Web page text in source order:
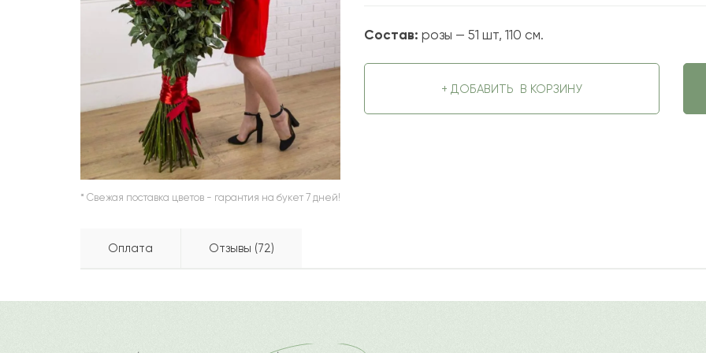
* Свежая поставка цветов - гарантия на букет 7 дней!
Состав: розы — 51 шт, 110 см.
+ ДОБАВИТЬ В КОРЗИНУ
Оплата Отзывы (72)